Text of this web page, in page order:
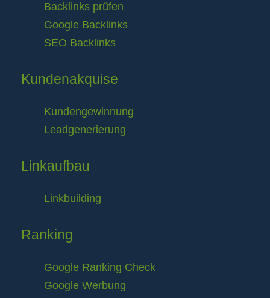
Backlinks prüfen
Google Backlinks
SEO Backlinks
Kundenakquise
Kundengewinnung
Leadgenerierung
Linkaufbau
Linkbuilding
Ranking
Google Ranking Check
Google Werbung